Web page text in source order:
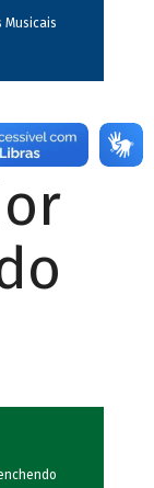
Musicais